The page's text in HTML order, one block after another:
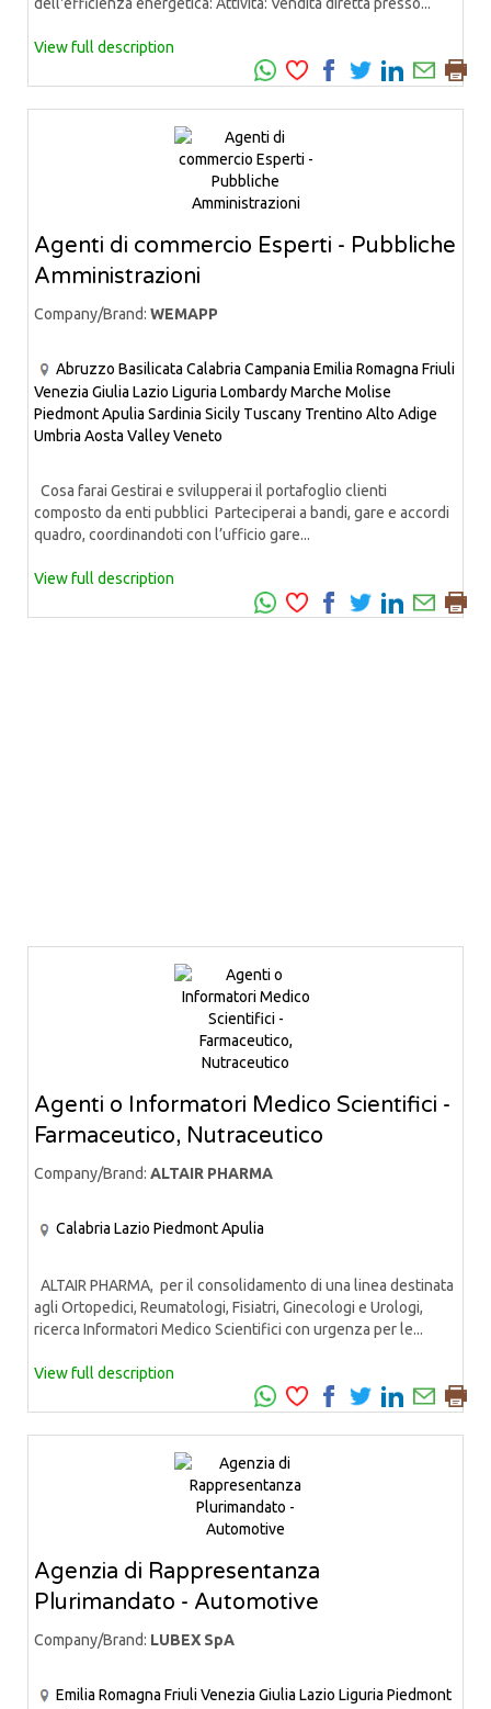
View full description
Agenti di commercio Esperti - Pubbliche
Amministrazioni
Company/Brand: WEMAPP
Abruzzo Basilicata Calabria Campania Emilia Romagna Friuli
Venezia Giulia Lazio Liguria LombardyMarche Molise
PiedmontApulia Sardinia Sicily Tuscany Trentino Alto Adige
Umbria Aosta ValleyVeneto
Cosa farai Gestirai e svilupperai il portafoglio clienti
composto da enti pubblici Parteciperai a bandi, gare e accordi
quadro, coordinandoti con l’ufficio gare...
View full description
Agenti o Informatori Medico Scientifici -
Farmaceutico, Nutraceutico
Company/Brand: ALTAIR PHARMA
Calabria Lazio PiedmontApulia
ALTAIR PHARMA, per il consolidamento di una linea destinata
agli Ortopedici, Reumatologi, Fisiatri, Ginecologi e Urologi,
ricerca Informatori Medico Scientifici con urgenza per le...
View full description
Agenzia di Rappresentanza
Plurimandato - Automotive
Company/Brand: LUBEX SpA
Emilia Romagna Friuli Venezia Giulia Lazio Liguria Piedmont